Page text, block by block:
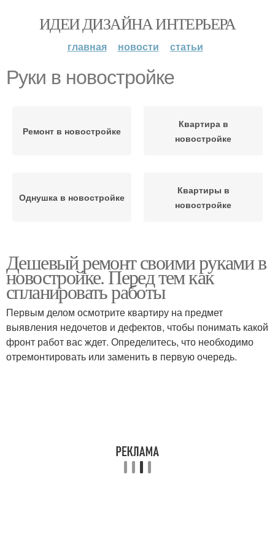
ИДЕИ ДИЗАЙНА ИНТЕРЬЕРА
главная новости статьи
Руки в новостройке
Ремонт в новостройке
Квартира в
новостройке
Однушка в новостройке
Квартиры в
новостройке
Дешевый ремонт своими руками в
новостройке. Перед тем как
спланировать работы
Первым делом осмотрите квартиру на предмет
выявления недочетов и дефектов, чтобы понимать какой
фронт работ вас ждет. Определитесь, что необходимо
отремонтировать или заменить в первую очередь.